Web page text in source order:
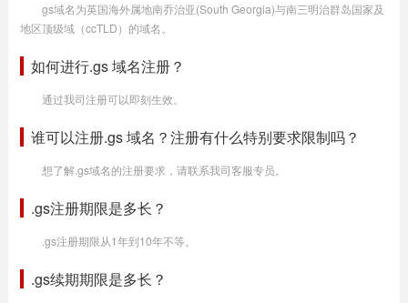
gs域名为英国海外属地南乔治亚(South Georgia)与南三明治群岛国家及
地区顶级域（ccTLD）的域名。
如何进行.gs 域名注册？
通过我司注册可以即刻生效。
谁可以注册.gs 域名？注册有什么特别要求限制吗？
想了解.gs域名的注册要求，请联系我司客服专员。
.gs注册期限是多长？
.gs注册期限从1年到10年不等。
.gs续期期限是多长？